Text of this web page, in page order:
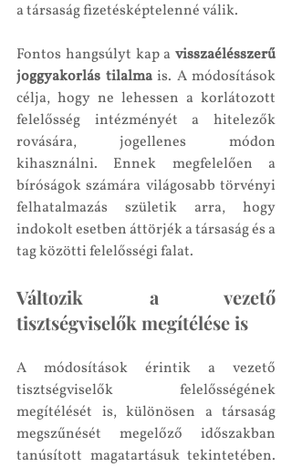
a társaság fizetésképtelenné válik.
Fontos hangsúlyt kap a visszaélésszerű
joggyakorlás tilalma is. A módosítások
célja, hogy ne lehessen a korlátozott
felelősség intézményét a hitelezők
rovására, jogellenes módon
kihasználni. Ennek megfelelően a
bíróságok számára világosabb törvényi
felhatalmazás születik arra, hogy
indokolt esetben áttörjék a társaság és a
tag közötti felelősségi falat.
Változik a vezető
tisztségviselők megítélése is
A módosítások érintik a vezető
tisztségviselők felelősségének
megítélését is, különösen a társaság
megszűnését megelőző időszakban
tanúsított magatartásuk tekintetében.